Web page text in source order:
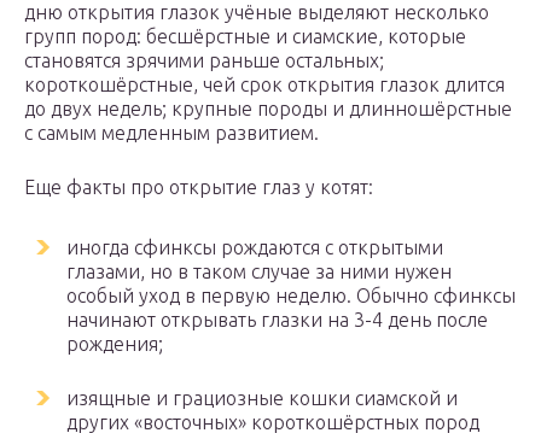
дню открытия глазок учёные выделяют несколько
групп пород: бесшёрстные и сиамские, которые
становятся зрячими раньше остальных;
короткошёрстные, чей срок открытия глазок длится
до двух недель; крупные породы и длинношёрстные
с самым медленным развитием.
Еще факты про открытие глаз у котят:
иногда сфинксы рождаются с открытыми
глазами, но в таком случае за ними нужен
особый уход в первую неделю. Обычно сфинксы
начинают открывать глазки на 3-4 день после
рождения;
изящные и грациозные кошки сиамской и
других «восточных» короткошёрстных пород